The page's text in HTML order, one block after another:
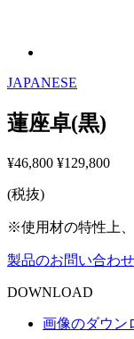
JAPANESE
蓮座卓(黒)
¥46,800 ¥129,800
(税抜)
※使用材の特性上
製品のお問い合わせ
DOWNLOAD
画像のダウン